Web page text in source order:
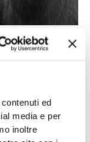
ed
media e per
inoltre
in azienda da
ottantina di
ad